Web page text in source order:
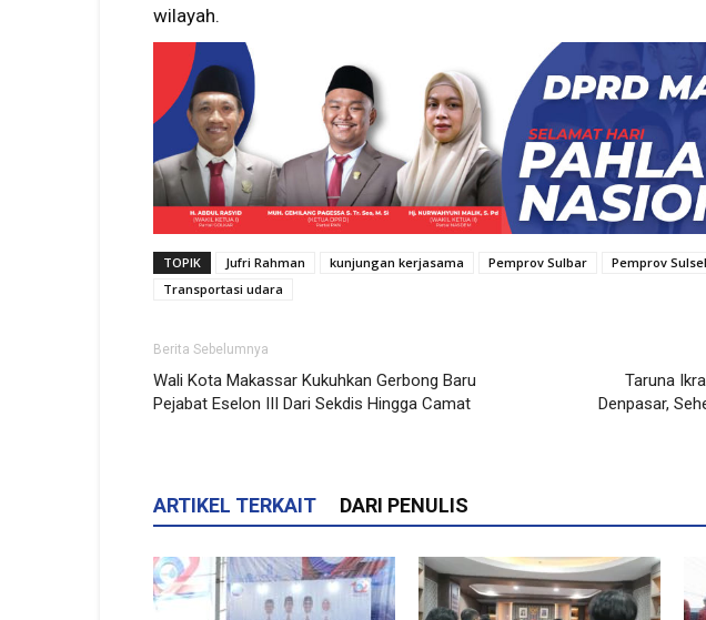
wilayah.
TOPIK Jufri Rahman kunjungan kerjasama Pemprov Sulbar Pemprov Sulsel
Transportasi udara
Berita Sebelumnya
Wali Kota Makassar Kukuhkan Gerbong Baru
Pejabat Eselon III Dari Sekdis Hingga Camat
Taruna
Denpasar,
ARTIKEL TERKAIT DARI PENULIS